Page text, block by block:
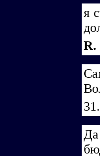
я
R.
Да